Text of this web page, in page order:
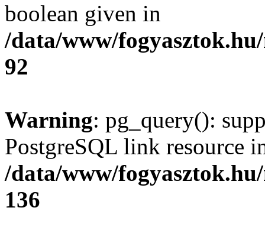
boolean given in
/data/www/
92
Warning: pg_query():
PostgreSQL link resource
/data/www/
136